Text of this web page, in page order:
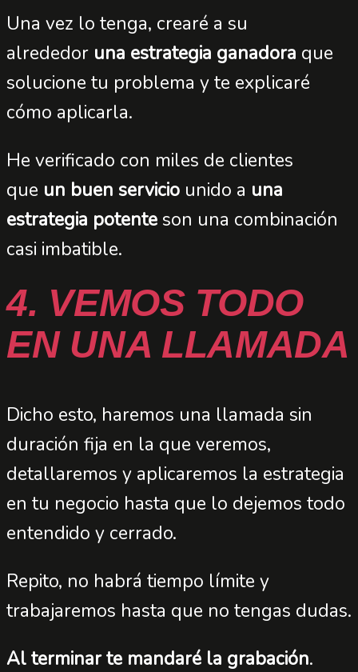
Una vez lo tenga, crearé a su
alrededor una estrategia ganadora que
solucione tu problema y te explicaré
cómo aplicarla.
He verificado con miles de clientes
que un buen servicio unido a una
estrategia potente son una combinación
casi imbatible.
4. VEMOS TODO
EN UNA LLAMADA
Dicho esto, haremos una llamada sin
duración fija en la que veremos,
detallaremos y aplicaremos la estrategia
en tu negocio hasta que lo dejemos todo
entendido y cerrado.
Repito, no habrá tiempo límite y
trabajaremos hasta que no tengas dudas.
Al terminar te mandaré la grabación.